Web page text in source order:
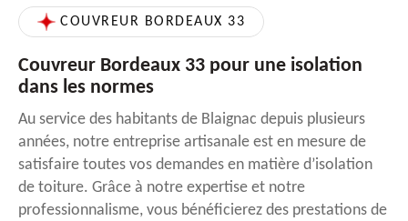
COUVREUR BORDEAUX 33
Couvreur Bordeaux 33 pour une isolation
dans les normes
Au service des habitants de Blaignac depuis plusieurs
années, notre entreprise artisanale est en mesure de
satisfaire toutes vos demandes en matière d’isolation
de toiture. Grâce à notre expertise et notre
professionnalisme, vous bénéficierez des prestations de